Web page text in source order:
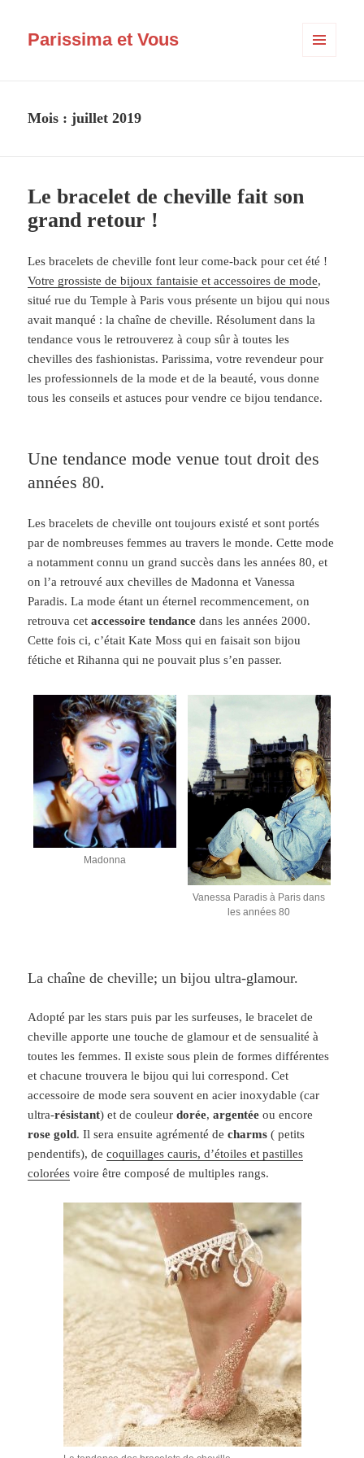
Parissima et Vous
Mois :juillet 2019
Le bracelet de cheville fait son
grand retour !
Les bracelets de cheville font leur come-back pour cet été !
Votre grossiste de bijoux fantaisie et accessoires de mode,
situé rue du Temple à Paris vous présente un bijou qui nous
avait manqué : la chaîne de cheville. Résolument dans la
tendance vous le retrouverez à coup sûr à toutes les
chevilles des fashionistas. Parissima, votre revendeur pour
les professionnels de la mode et de la beauté, vous donne
tous les conseils et astuces pour vendre ce bijou tendance.
Une tendance mode venue tout droit des
années 80.
Les bracelets de cheville ont toujours existé et sont portés
par de nombreuses femmes au travers le monde.Cette mode
a notamment connu un grand succès dans les années 80, et
on l’a retrouvé aux chevilles de Madonna et Vanessa
Paradis. La mode étant un éternel recommencement, on
retrouva cetaccessoire tendance dans les années 2000.
Cette fois ci, c’était Kate Moss qui en faisait son bijou
fétiche et Rihanna qui ne pouvait plus s’en passer.
Madonna
Vanessa Paradis à Paris dans
les années 80
La chaîne de cheville; un bijou ultra-glamour.
Adopté par les stars puis par les surfeuses, le bracelet de
cheville apporte une touche de glamour et de sensualité à
toutes les femmes. Il existe sous plein de formes différentes
et chacune trouvera le bijou qui lui correspond. Cet
accessoire de mode sera souvent en acier inoxydable (car
ultra-résistant) et de couleurdorée,argentée ou encore
rose gold. Il sera ensuite agrémenté decharms ( petits
pendentifs), decoquillages cauris, d’étoiles et pastilles
colorées voire être composé de multiples rangs.